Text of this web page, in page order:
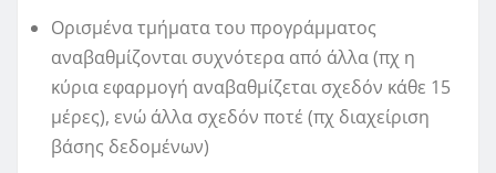
Ορισμένα τμήματα του προγράμματος
αναβαθμίζονται συχνότερα από άλλα (πχ η
κύρια εφαρμογή αναβαθμίζεται σχεδόν κάθε 15
μέρες), ενώ άλλα σχεδόν ποτέ (πχ διαχείριση
βάσης δεδομένων)